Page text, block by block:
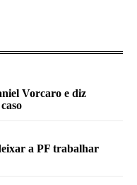
Vorcaro e diz
a PF trabalhar